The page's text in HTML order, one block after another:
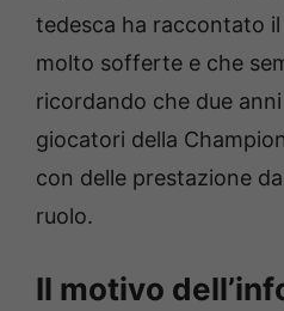
tedesca ha raccontato
molto sofferte e che
ricordando che due
giocatori della
con delle prestazione
ruolo.
Il motivo